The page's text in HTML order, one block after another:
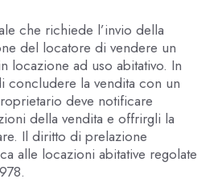
che richiede l’invio della
del locatore di vendere un
locazione ad uso abitativo. In
concludere la vendita con un
deve notificare
della vendita e offrirgli la
Il diritto di prelazione
alle locazioni abitative regolate